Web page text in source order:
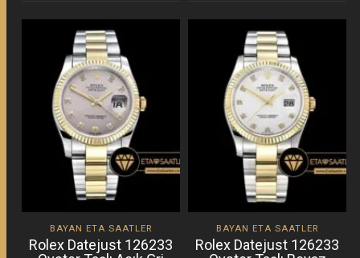
BAYAN ETA SAATLER
Rolex Datejust 126233
BAYAN ETA SAATLER
Rolex Datejust 126233